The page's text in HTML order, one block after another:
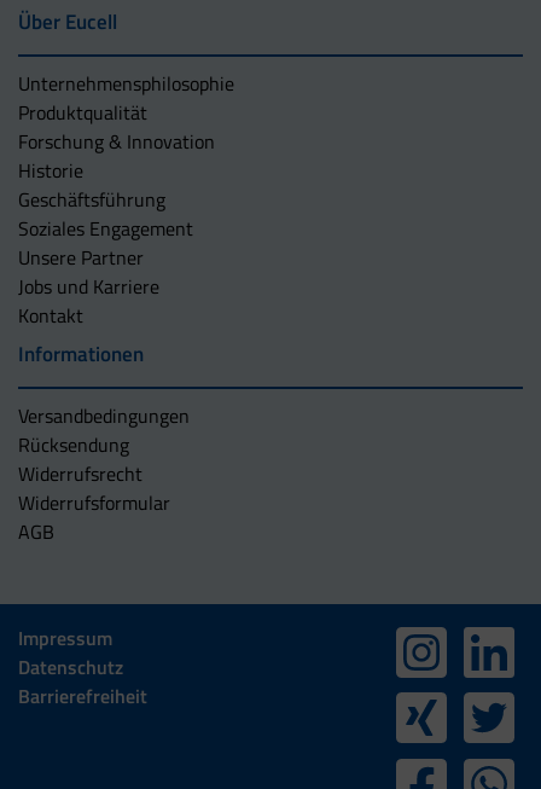
Über Eucell
Unternehmens­philosophie
Produktqualität
Forschung & Innovation
Historie
Geschäftsführung
Soziales Engagement
Unsere Partner
Jobs und Karriere
Kontakt
Informationen
Versandbedingungen
Rücksendung
Widerrufsrecht
Widerrufsformular
AGB
Impressum
Datenschutz
Barrierefreiheit